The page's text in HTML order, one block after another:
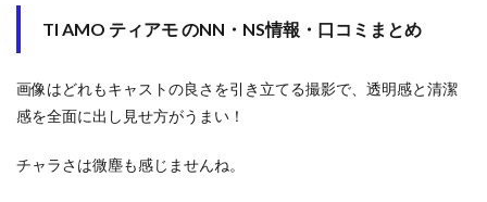
TI AMO ティアモ のNN・NS情報・口コミまとめ
画像はどれもキャストの良さを引き立てる撮影で、透明感と清潔
感を全面に出し見せ方がうまい！
チャラさは微塵も感じませんね。